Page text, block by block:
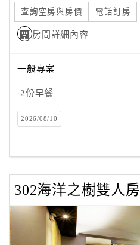
紅
查
訂
Q&A
國
旅
卡
房
查詢空房與房價 電話訂房
房間詳細內容
一般專案
2份早餐
2026/08/10
302海洋之樹雙人房